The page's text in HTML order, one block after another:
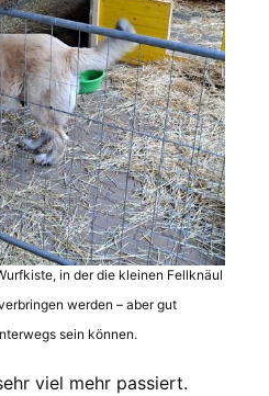
in der die kleinen Fellknäul
werden – aber gut
sein können.
viel mehr passiert.